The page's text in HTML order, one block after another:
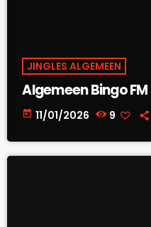
JINGLES ALGEMEEN
Algemeen Bingo FM
today 11/01/2026 9